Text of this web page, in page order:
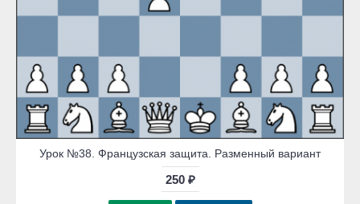
Урок №38. Французская защита. Разменный вариант
250 ₽